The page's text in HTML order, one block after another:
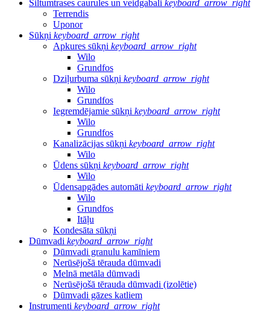
Siltumtrases caurules un veidgabali keyboard_arrow_right
Terrendis
Uponor
Sūkņi keyboard_arrow_right
Apkures sūkņi keyboard_arrow_right
Wilo
Grundfos
Dziļurbuma sūkņi keyboard_arrow_right
Wilo
Grundfos
Iegremdējamie sūkņi keyboard_arrow_right
Wilo
Grundfos
Kanalizācijas sūkņi keyboard_arrow_right
Wilo
Ūdens sūkņi keyboard_arrow_right
Wilo
Ūdensapgādes automāti keyboard_arrow_right
Wilo
Grundfos
Itāļu
Kondesāta sūkņi
Dūmvadi keyboard_arrow_right
Dūmvadi granulu kamīniem
Nerūsējošā tērauda dūmvadi
Melnā metāla dūmvadi
Nerūsējošā tērauda dūmvadi (izolētie)
Dūmvadi gāzes katliem
Instrumenti keyboard_arrow_right